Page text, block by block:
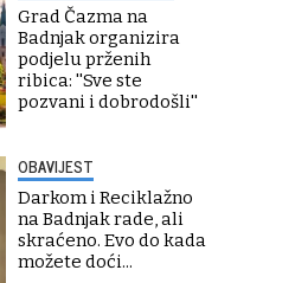
Grad Čazma na
Badnjak organizira
podjelu prženih
ribica: ''Sve ste
pozvani i dobrodošli''
OBAVIJEST
Darkom i Reciklažno
na Badnjak rade, ali
skraćeno. Evo do kada
možete doći...